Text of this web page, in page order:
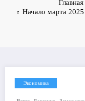
Главная
Начало марта
Экономика